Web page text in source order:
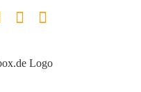
LinkedInTelefon